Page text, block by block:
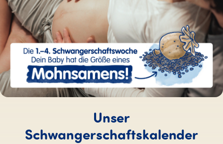
Unser
Schwangerschaftskalender